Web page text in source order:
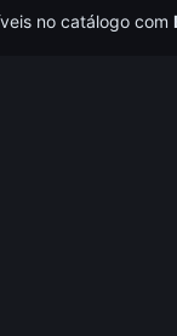
no catálogo com